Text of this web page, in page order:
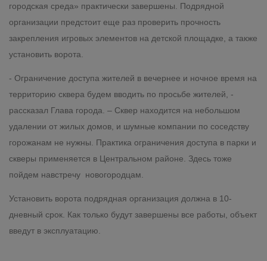
городская среда» практически завершены. Подрядной
организации предстоит еще раз проверить прочность
закрепления игровых элементов на детской площадке, а также
установить ворота.
- Ограничение доступа жителей в вечернее и ночное время на
территорию сквера будем вводить по просьбе жителей, -
рассказал Глава города. – Сквер находится на небольшом
удалении от жилых домов, и шумные компании по соседству
горожанам не нужны. Практика ограничения доступа в парки и
скверы применяется в Центральном районе. Здесь тоже
пойдем навстречу новогородцам.
Установить ворота подрядная организация должна в 10-
дневный срок. Как только будут завершены все работы, объект
введут в эксплуатацию.